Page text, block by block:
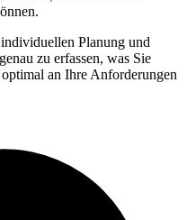
Planung und
zu erfassen, was Sie
an Ihre Anforderungen